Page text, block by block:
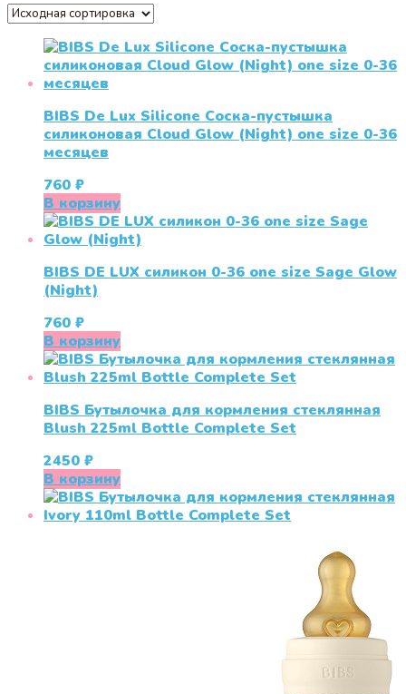
BIBS De Lux Silicone Соска-пустышка
силиконовая Cloud Glow (Night) one size 0-36
месяцев
760 ₽
В корзину
BIBS DE LUX силикон 0-36 one size Sage Glow
(Night)
760 ₽
В корзину
BIBS Бутылочка для кормления стеклянная
Blush 225ml Bottle Complete Set
2450 ₽
В корзину